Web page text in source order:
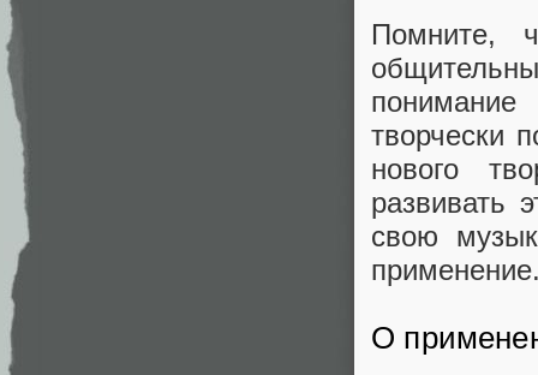
Помните,
творчески
нового
развивать
свою
О